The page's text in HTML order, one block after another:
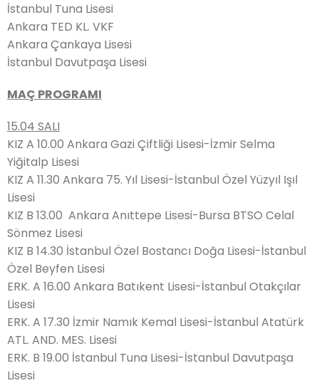
İstanbul Tuna Lisesi
Ankara TED KL. VKF
Ankara Çankaya Lisesi
İstanbul Davutpaşa Lisesi
MAÇ PROGRAMI
15.04 SALI
KIZ A 10.00 Ankara Gazi Çiftliği Lisesi-İzmir Selma
Yiğitalp Lisesi
KIZ A 11.30 Ankara 75. Yıl Lisesi-İstanbul Özel Yüzyıl Işıl
Lisesi
KIZ B 13.00 Ankara Anıttepe Lisesi-Bursa BTSO Celal
Sönmez Lisesi
KIZ B 14.30 İstanbul Özel Bostancı Doğa Lisesi-İstanbul
Özel Beyfen Lisesi
ERK. A 16.00 Ankara Batıkent Lisesi-İstanbul Otakçılar
Lisesi
ERK. A 17.30 İzmir Namık Kemal Lisesi-İstanbul Atatürk
ATL. AND. MES. Lisesi
ERK. B 19.00 İstanbul Tuna Lisesi-İstanbul Davutpaşa
Lisesi